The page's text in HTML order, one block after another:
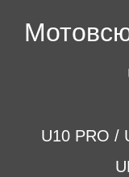
U10 PRO /